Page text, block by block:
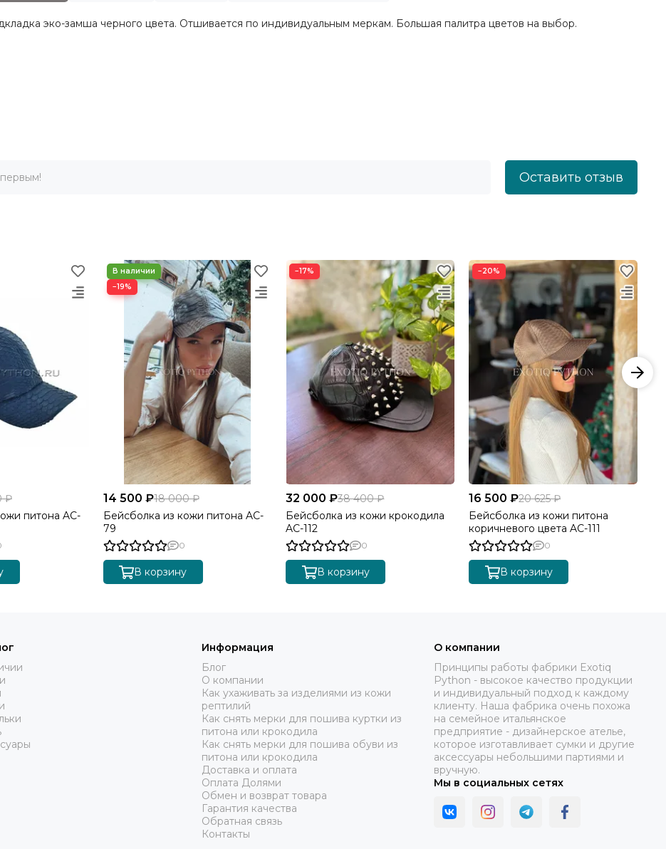
эко-замша черного цвета. Отшивается по индивидуальным меркам. Большая палитра цветов на выбор.
Оставить отзыв
₽
питона AC-
−19%
14 500 ₽18 000 ₽
Бейсболка из кожи питона AC-
79
0
В корзину
−17%
32 000 ₽38 400 ₽
Бейсболка из кожи крокодила
AC-112
0
В корзину
−20%
16 500 ₽20 625 ₽
Бейсболка из кожи питона
коричневого цвета AC-111
0
В корзину
Информация
Блог
О компании
Как ухаживать за изделиями из кожи
рептилий
Как снять мерки для пошива куртки из
питона или крокодила
Как снять мерки для пошива обуви из
питона или крокодила
Доставка и оплата
Оплата Долями
Обмен и возврат товара
Гарантия качества
Обратная связь
Контакты
О компании
Принципы работы фабрики Exotiq
Python - высокое качество продукции
и индивидуальный подход к каждому
клиенту. Наша фабрика очень похожа
на семейное итальянское
предприятие - дизайнерское ателье,
которое изготавливает сумки и другие
аксессуары небольшими партиями и
вручную.
Мы в социальных сетях